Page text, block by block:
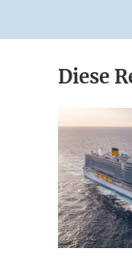
Diese